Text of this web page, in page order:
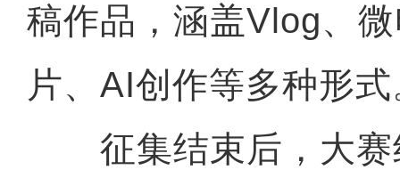
稿作品，涵盖Vlog、
片、AI创作等多种形
征集结束后，大赛